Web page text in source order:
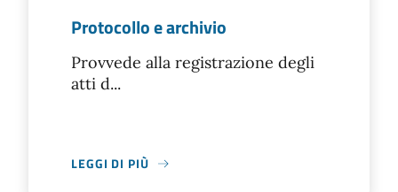
Protocollo e archivio
Provvede alla registrazione degli
atti d...
LEGGI DI PIÙ